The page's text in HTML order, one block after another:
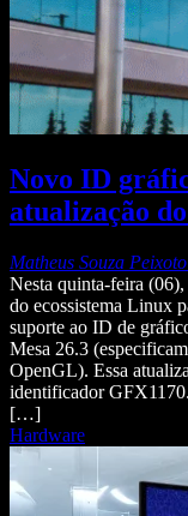
Novo ID
atualização
Matheus Souza Peixoto
Nesta quinta-feira
do ecossistema Linux
suporte ao ID de
Mesa 26.3
OpenGL). Essa
identificador
[…]
Hardware